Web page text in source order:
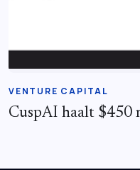
VENTURE CAPITAL
CuspAI haalt $450